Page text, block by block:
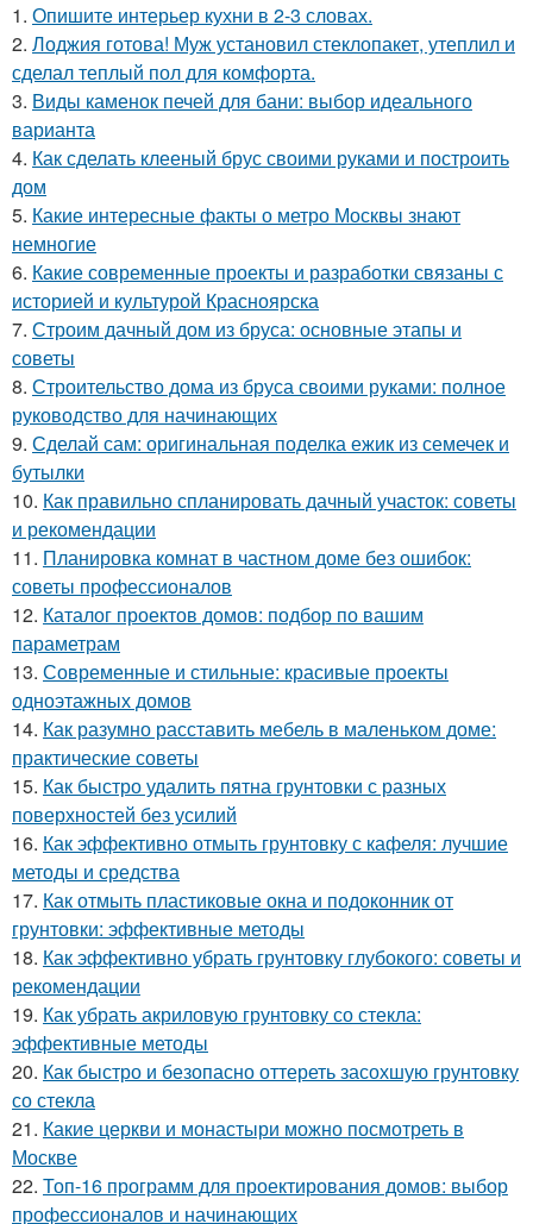
1. Опишите интерьер кухни в 2-3 словах.
2. Лоджия готова! Муж установил стеклопакет, утеплил и
сделал теплый пол для комфорта.
3. Виды каменок печей для бани: выбор идеального
варианта
4. Как сделать клееный брус своими руками и построить
дом
5. Какие интересные факты о метро Москвы знают
немногие
6. Какие современные проекты и разработки связаны с
историей и культурой Красноярска
7. Строим дачный дом из бруса: основные этапы и
советы
8. Строительство дома из бруса своими руками: полное
руководство для начинающих
9. Сделай сам: оригинальная поделка ежик из семечек и
бутылки
10. Как правильно спланировать дачный участок: советы
и рекомендации
11. Планировка комнат в частном доме без ошибок:
советы профессионалов
12. Каталог проектов домов: подбор по вашим
параметрам
13. Современные и стильные: красивые проекты
одноэтажных домов
14. Как разумно расставить мебель в маленьком доме:
практические советы
15. Как быстро удалить пятна грунтовки с разных
поверхностей без усилий
16. Как эффективно отмыть грунтовку с кафеля: лучшие
методы и средства
17. Как отмыть пластиковые окна и подоконник от
грунтовки: эффективные методы
18. Как эффективно убрать грунтовку глубокого: советы и
рекомендации
19. Как убрать акриловую грунтовку со стекла:
эффективные методы
20. Как быстро и безопасно оттереть засохшую грунтовку
со стекла
21. Какие церкви и монастыри можно посмотреть в
Москве
22. Топ-16 программ для проектирования домов: выбор
профессионалов и начинающих